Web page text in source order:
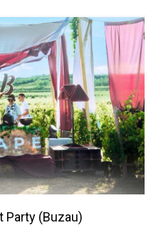
Party (Buzau)